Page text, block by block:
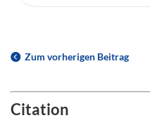
Zum vorherigen Beitrag
Citation